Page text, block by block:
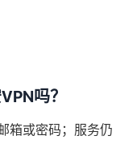
吗？
箱或密码；服务仍